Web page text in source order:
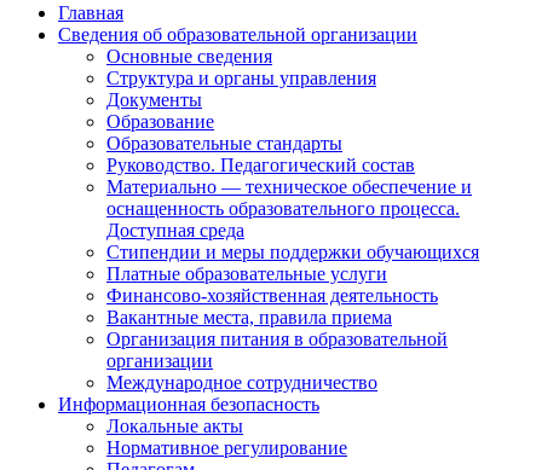
Главная
Сведения об образовательной организации
Основные сведения
Структура и органы управления
Документы
Образование
Образовательные стандарты
Руководство. Педагогический состав
Материально — техническое обеспечение и
оснащенность образовательного процесса.
Доступная среда
Стипендии и меры поддержки обучающихся
Платные образовательные услуги
Финансово-хозяйственная деятельность
Вакантные места, правила приема
Организация питания в образовательной
организации
Международное сотрудничество
Информационная безопасность
Локальные акты
Нормативное регулирование